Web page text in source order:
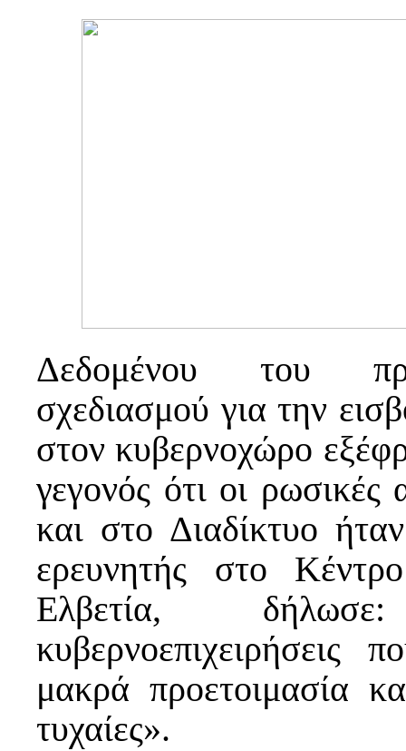
Δεδομένου του
σχεδιασμού για την
στον κυβερνοχώρο
γεγονός ότι οι
και στο Διαδίκτυο
ερευνητής στο
Ελβετία,
κυβερνοεπιχειρήσεις
μακρά προετοιμασία
τυχαίες».